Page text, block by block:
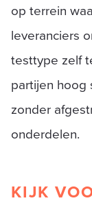
op terrein
leveranciers
testtype zelf
partijen hoog
zonder
onderdelen.
KIJK